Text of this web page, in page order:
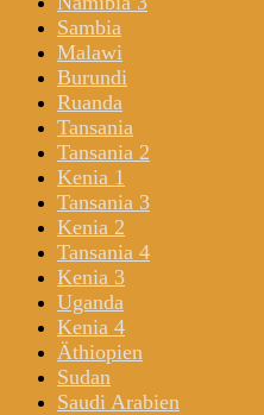
Sambia
Malawi
Burundi
Ruanda
Tansania
Tansania 2
Kenia 1
Tansania 3
Kenia 2
Tansania 4
Kenia 3
Uganda
Kenia 4
Äthiopien
Sudan
Saudi Arabien